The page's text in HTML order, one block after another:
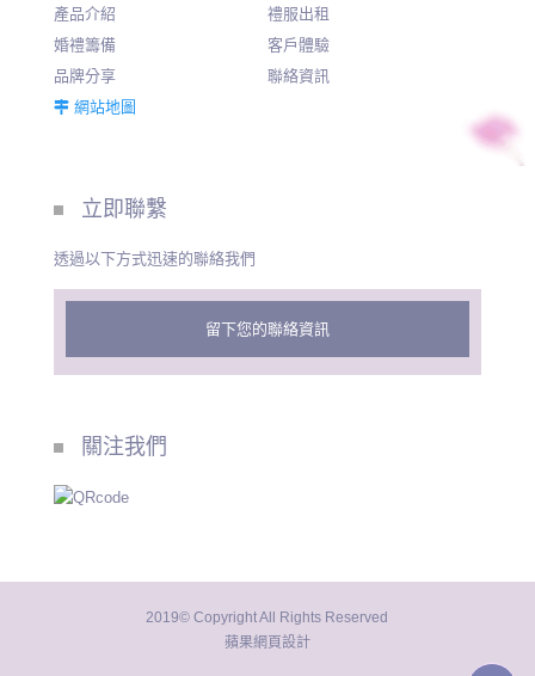
產品介紹
禮服出租
婚禮籌備
客戶體驗
品牌分享
聯絡資訊
網站地圖
立即聯繫
透過以下方式迅速的聯絡我們
留下您的聯絡資訊
關注我們
2019© Copyright All Rights Reserved
蘋果網頁設計